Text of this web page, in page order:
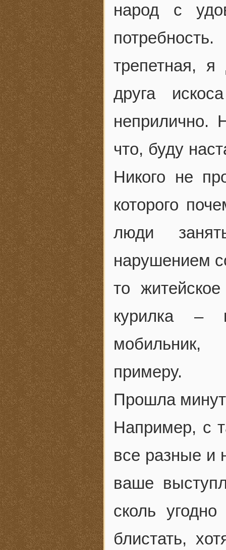
народ с
трепетная, я
друга
неприлично.
что, буду
Никого не
которого
люди
нарушением
то
курилка –
примеру.
Прошла
Например, с
все разные и
ваше
сколь
блистать,